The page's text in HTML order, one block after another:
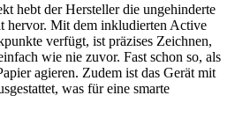
hebt der Hersteller die ungehinderte
hervor. Mit dem inkludierten Active
verfügt, ist präzises Zeichnen,
wie nie zuvor. Fast schon so, als
agieren. Zudem ist das Gerät mit
was für eine smarte